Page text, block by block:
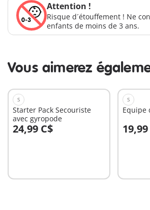
Attention !
Risque d´étouffement ! Ne
enfants de moins de 3 ans.
Vous aimerez
S
Starter Pack Secouriste
avec gyropode
24,99 C$
Au panier
S
Equipe
Au